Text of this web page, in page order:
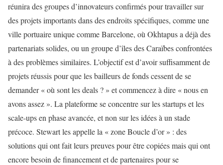
réunira des groupes d’innovateurs confirmés pour travailler sur
des projets importants dans des endroits spécifiques, comme une
ville portuaire unique comme Barcelone, où Okhtapus a déjà des
partenariats solides, ou un groupe d’îles des Caraïbes confrontées
à des problèmes similaires. L’objectif est d’avoir suffisamment de
projets réussis pour que les bailleurs de fonds cessent de se
demander « où sont les deals ? » et commencez à dire « nous en
avons assez ». La plateforme se concentre sur les startups et les
scale-ups en phase avancée, et non sur les idées à un stade
précoce. Stewart les appelle la « zone Boucle d’or » : des
solutions qui ont fait leurs preuves pour être copiées mais qui ont
encore besoin de financement et de partenaires pour se